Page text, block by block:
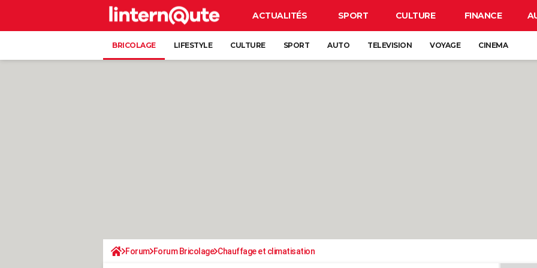
ACTUALITÉS SPORT CULTURE FINANCE
BRICOLAGE LIFESTYLE CULTURE SPORT AUTO TELEVISION VOYAGE CINEMA
Forum Forum Bricolage Chauffage et climatisation